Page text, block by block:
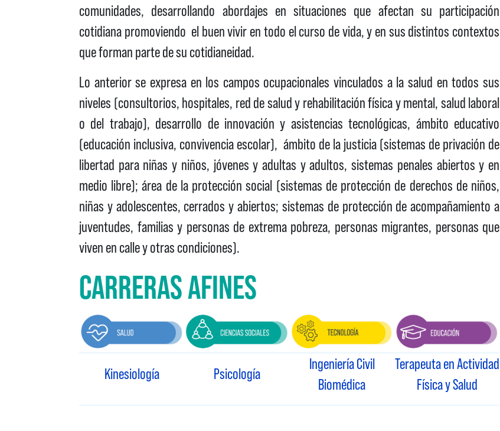
comunidades, desarrollando abordajes en situaciones que afectan su participación
cotidiana promoviendo el buen vivir en todo el curso de vida, y en sus distintos contextos
que forman parte de su cotidianeidad.
Lo anterior se expresa en los campos ocupacionales vinculados a la salud en todos sus
niveles (consultorios, hospitales, red de salud y rehabilitación física y mental, salud laboral
o del trabajo), desarrollo de innovación y asistencias tecnológicas, ámbito educativo
(educación inclusiva, convivencia escolar), ámbito de la justicia (sistemas de privación de
libertad para niñas y niños, jóvenes y adultas y adultos, sistemas penales abiertos y en
medio libre); área de la protección social (sistemas de protección de derechos de niños,
niñas y adolescentes, cerrados y abiertos; sistemas de protección de acompañamiento a
juventudes, familias y personas de extrema pobreza, personas migrantes, personas que
viven en calle y otras condiciones).
CARRERAS AFINES
Kinesiología Psicología
Ingeniería Civil
Biomédica
Terapeuta en Actividad
Física y Salud